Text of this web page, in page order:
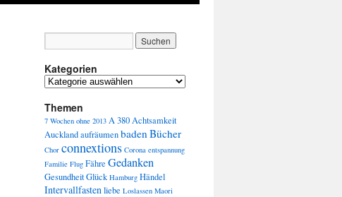
Kategorien
Themen
7 Wochen ohne 2013 A 380Achtsamkeit
AucklandaufräumenbadenBücher
Chor connextions Corona entspannung
Familie Flug Fähre Gedanken
GesundheitGlück Hamburg Händel
Intervallfastenliebe Loslassen Maori